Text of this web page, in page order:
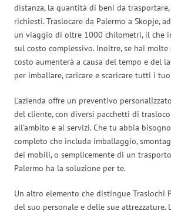
distanza, la quantità di beni da
richiesti. Traslocare da Palermo a Skopje,
un viaggio di oltre 1000 chilometri, il che
sul costo complessivo. Inoltre, se hai
costo aumenterà a causa del tempo e del
per imballare, caricare e scaricare tutti i
L’azienda offre un preventivo
del cliente, con diversi pacchetti di
all’ambito e ai servizi. Che tu abbia
completo che includa imballaggio,
dei mobili, o semplicemente di un
Palermo ha la soluzione per te.
Un altro elemento che distingue Traslochi
del suo personale e delle sue attrezzature.